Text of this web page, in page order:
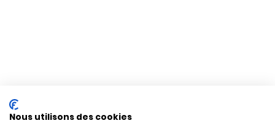
Nous utilisons des cookies